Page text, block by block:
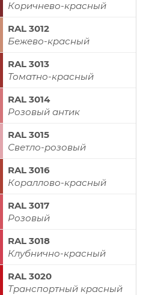
Коричнево-красный
RAL 3012
Бежево-красный
RAL 3013
Томатно-красный
RAL 3014
Розовый антик
RAL 3015
Светло-розовый
RAL 3016
Кораллово-красный
RAL 3017
Розовый
RAL 3018
Клубнично-красный
RAL 3020
Транспортный красный